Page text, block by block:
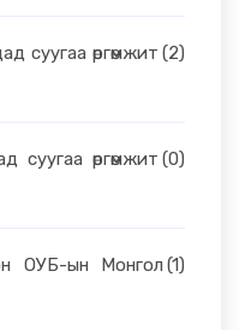
суугаа өргөмжит (2)
суугаа өргөмжит (0)
ОУБ-ын Монгол (1)